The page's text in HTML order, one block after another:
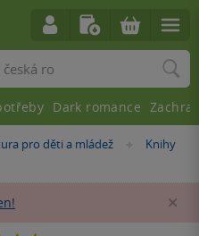
pro děti a mládež »
Knihy
Dark romance